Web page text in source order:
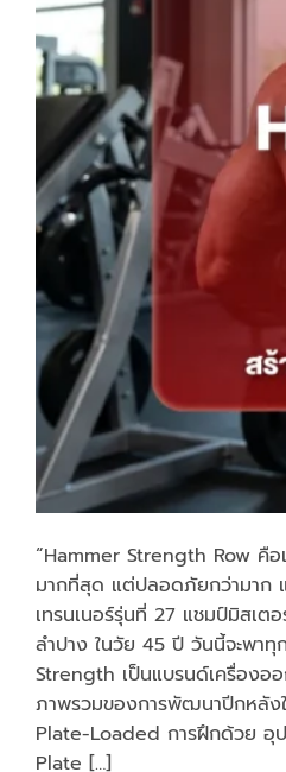
“Hammer Strength Row คือ
มากที่สุด แต่ปลอดภัยกว่ามาก
เทรนเนอร์รุ่นที่ 27 แชมป์มิสเ
ลำปาง ในวัย 45 ปี วันนี้จะพาทุ
Strength เป็นแบรนด์เครื่องอ
ภาพรวมของการพัฒนาปีกหลัง
Plate-Loaded การฝึกด้วย อุ
Plate […]